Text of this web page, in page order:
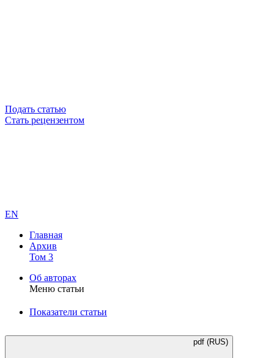
Подать статью
Стать рецензентом
EN
Главная
Архив
Том 3
Об авторах
Меню статьи
Показатели статьи
pdf (RUS)